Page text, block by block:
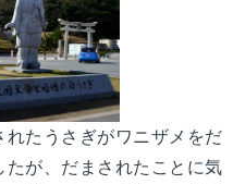
たうさぎがワニザメをだ
たが、だまされたことに気